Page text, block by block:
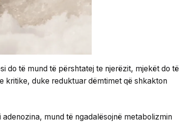
do të mund të përshtatej te njerëzit, mjekët do të
kritike, duke reduktuar dëmtimet që shkakton
mund të ngadalësojnë metabolizmin